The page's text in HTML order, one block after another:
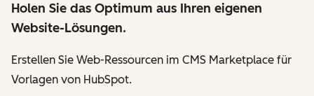
Holen Sie das Optimum aus Ihren eigenen
Website-Lösungen.
Erstellen Sie Web-Ressourcen im CMS Marketplace für
Vorlagen von HubSpot.